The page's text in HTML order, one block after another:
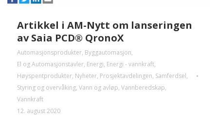
Artikkel i AM-Nytt om lanseringen
av Saia PCD® QronoX
Automasjonsprodukter, Byggautomasjon,
El og Automasjonstavler, Energi, Energi - vannkraft,
Høyspentprodukter, Nyheter, Prosjektavdelingen, Samferdsel,
Styring og overvåking, Vann og avløp, Vannberedskap,
Vannkraft
12. august 2020